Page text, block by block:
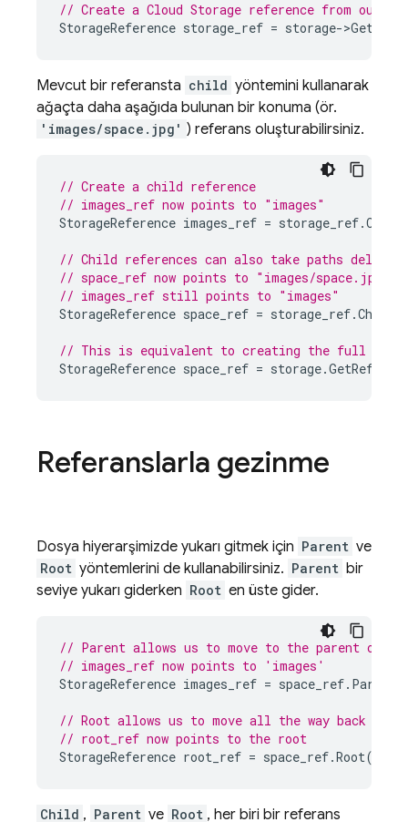
// Create a Cloud Storage reference from our
StorageReference storage_ref = storage->
Mevcut bir referansta child yöntemini kullanarak
ağaçta daha aşağıda bulunan bir konuma (ör.
'images/space.jpg' ) referans oluşturabilirsiniz.
// Create a child reference
// images_ref now points to "images"
StorageReference images_ref = storage_ref.Child
// Child references can also take paths
// space_ref now points to "images/space.jpg"
// images_ref still points to "images"
StorageReference space_ref = storage_ref.Child
// This is equivalent to creating the full
StorageReference space_ref = storage.
Referanslarla gezinme
Dosya hiyerarşimizde yukarı gitmek için Parent ve
Root yöntemlerini de kullanabilirsiniz. Parent bir
seviye yukarı giderken Root en üste gider.
// Parent allows us to move to the parent of a
// images_ref now points to 'images'
StorageReference images_ref = space_ref. Parent
// Root allows us to move all the way back to
// root_ref now points to the root
StorageReference root_ref = space_ref.Root();
Child , Parent ve Root , her biri bir referans